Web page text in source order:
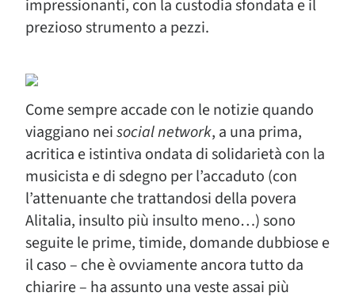
impressionanti, con la custodia sfondata e il
prezioso strumento a pezzi.
Come sempre accade con le notizie quando
viaggiano neisocial network, a una prima,
acritica e istintiva ondata di solidarietà con la
musicista e di sdegno per l’accaduto (con
l’attenuante che trattandosi della povera
Alitalia, insulto più insulto meno…) sono
seguite le prime, timide, domande dubbiose e
il caso – che è ovviamente ancora tutto da
chiarire – ha assunto una veste assai più